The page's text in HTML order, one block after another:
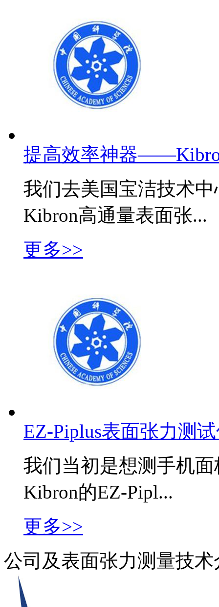
提高效率神器
我们去美国宝洁技术
Kibron高通量表面张...
更多>>
EZ-Piplus表面张力测
我们当初是想测手机
Kibron的EZ-Pipl...
更多>>
公司及表面张力测量技术